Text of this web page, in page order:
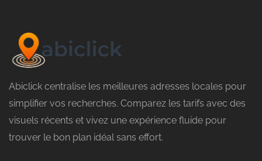
Abiclick centralise les meilleures adresses locales pour
simplifier vos recherches. Comparez les tarifs avec des
visuels récents et vivez une expérience fluide pour
trouver le bon plan idéal sans effort.